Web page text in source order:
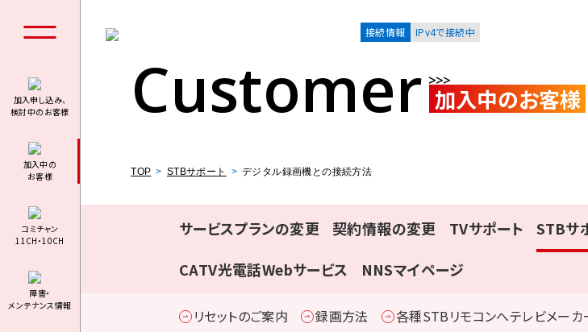
料金シミュレーション
接続情報 IPv4で接続中
加入申し込み、
検討中のお客様
加⼊中の
お客様
コミチャン
11CH・10CH
障害・
メンテナンス情報
Customer 加入中のお客様
TOP STBサポート デジタル録画機との接続方法
サービスプランの変更 契約情報の変更 TVサポート STBサ
CATV光電話Webサービス
NNSマイページ
リセットのご案内 録画方法 各種STBリモコンへテレビメー